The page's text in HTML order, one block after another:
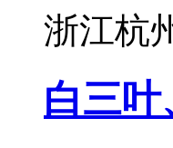
浙江杭
白三